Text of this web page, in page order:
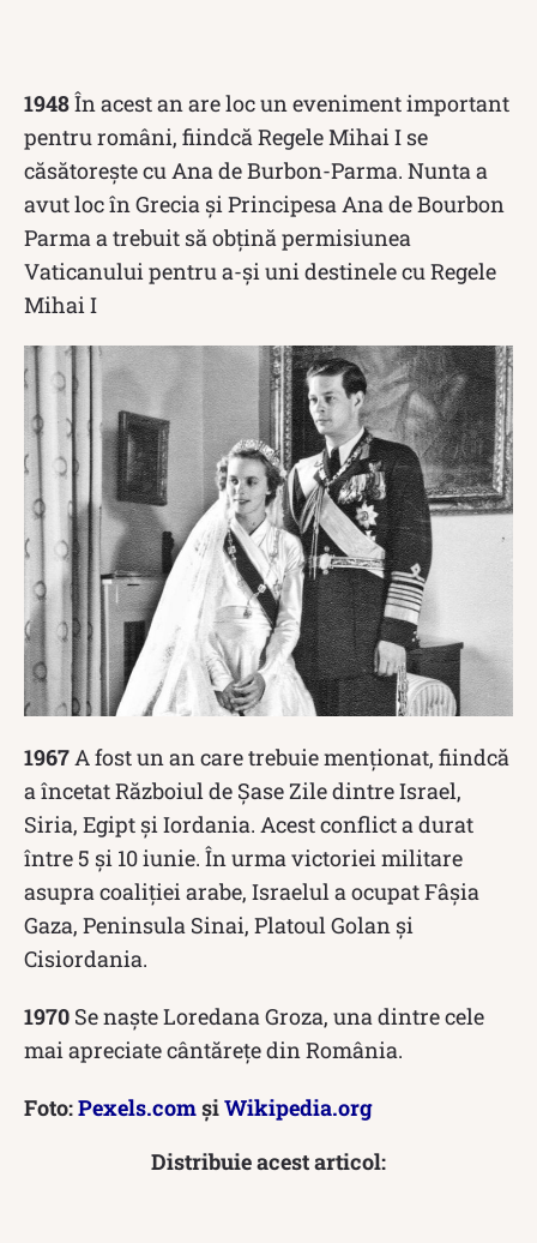
1948În acest an are loc un eveniment important
pentru români, fiindcă Regele Mihai I se
căsătorește cu Ana de Burbon-Parma. Nunta a
avut loc în Grecia și Principesa Ana de Bourbon
Parma a trebuit să obţină permisiunea
Vaticanului pentru a-și uni destinele cu Regele
Mihai I
1967 A fost un an care trebuie menționat, fiindcă
a încetat Războiul de Șase Zile dintre Israel,
Siria, Egipt și Iordania. Acest conflict a durat
între 5 și 10 iunie. În urma victoriei militare
asupra coaliției arabe, Israelul a ocupat Fâșia
Gaza, Peninsula Sinai, Platoul Golan și
Cisiordania.
1970 Se naște Loredana Groza, una dintre cele
mai apreciate cântărețe din România.
Foto:Pexels.comșiWikipedia.org
Distribuie acest articol: